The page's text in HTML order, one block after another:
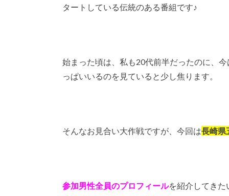
タートしている伝統のある番組です♪
始まった頃は、私も20代前半だったのに、
っぱいいるのを見ていると少し焦ります。
そんなお見合い大作戦ですが、今回は長崎県
参加男性全員のプロフィールを紹介してきた